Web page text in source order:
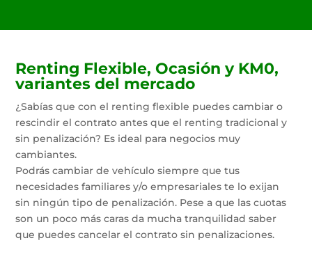
Renting Flexible, Ocasión y KM0,
variantes del mercado
¿Sabías que con el renting flexible puedes cambiar o
rescindir el contrato antes que el renting tradicional y
sin penalización? Es ideal para negocios muy
cambiantes.
Podrás cambiar de vehículo siempre que tus
necesidades familiares y/o empresariales te lo exijan
sin ningún tipo de penalización. Pese a que las cuotas
son un poco más caras da mucha tranquilidad saber
que puedes cancelar el contrato sin penalizaciones.